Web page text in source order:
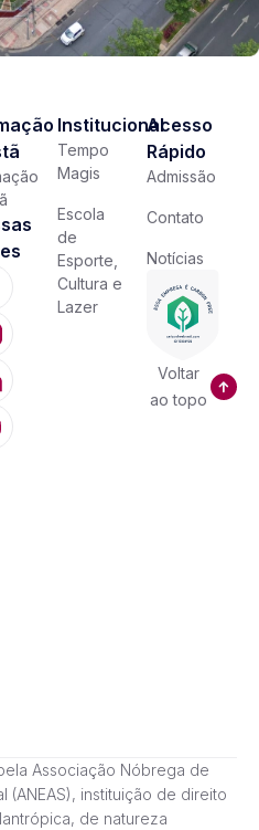
Institucional
Tempo
Magis
Escola
de
Esporte,
Cultura e
Lazer
Acesso
Rápido
Admissão
Contato
Notícias
Voltar
ao topo
Associação Nóbrega de
(ANEAS), instituição de direito
de natureza